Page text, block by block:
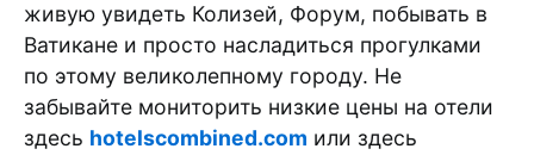
живую увидеть Колизей, Форум, побывать в
Ватикане и просто насладиться прогулками
по этому великолепному городу. Не
забывайте мониторить низкие цены на отели
здесь hotelscombined.com или здесь